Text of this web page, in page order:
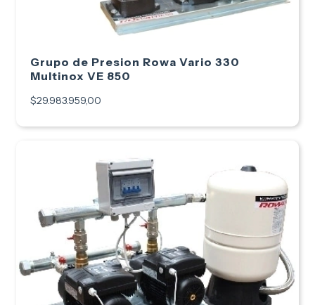
Grupo de Presion Rowa Vario 330
Multinox VE 850
$29.983.959,00